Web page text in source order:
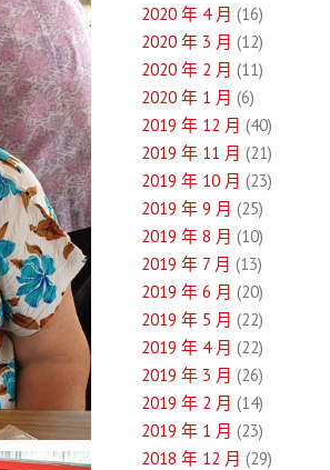
2020 年 4 月 (16)
2020 年 3 月 (12)
2020 年 2 月 (11)
2020 年 1 月 (6)
2019 年 12 月 (40)
2019 年 11 月 (21)
2019 年 10 月 (23)
2019 年 9 月 (25)
2019 年 8 月 (10)
2019 年 7 月 (13)
2019 年 6 月 (20)
2019 年 5 月 (22)
2019 年 4 月 (22)
2019 年 3 月 (26)
2019 年 2 月 (14)
2019 年 1 月 (23)
2018 年 12 月 (29)